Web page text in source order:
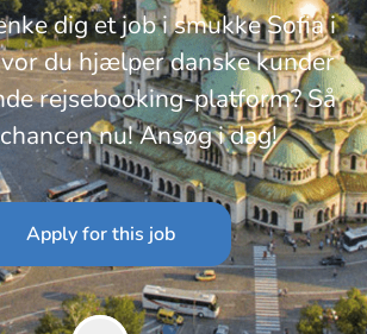
dig et job i smukke Sofia i
du hjælper danske kunder
rejsebooking-platform? Så
nu! Ansøg i dag!
Apply for this job